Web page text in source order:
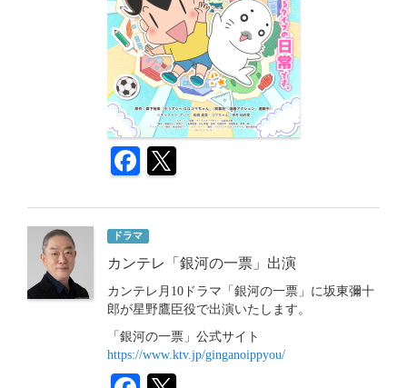
ドラマ
カンテレ「銀河の一票」出演
カンテレ月10ドラマ「銀河の一票」に坂東彌十
郎が星野鷹臣役で出演いたします。
「銀河の一票」公式サイト
https://www.ktv.jp/ginganoippyou/